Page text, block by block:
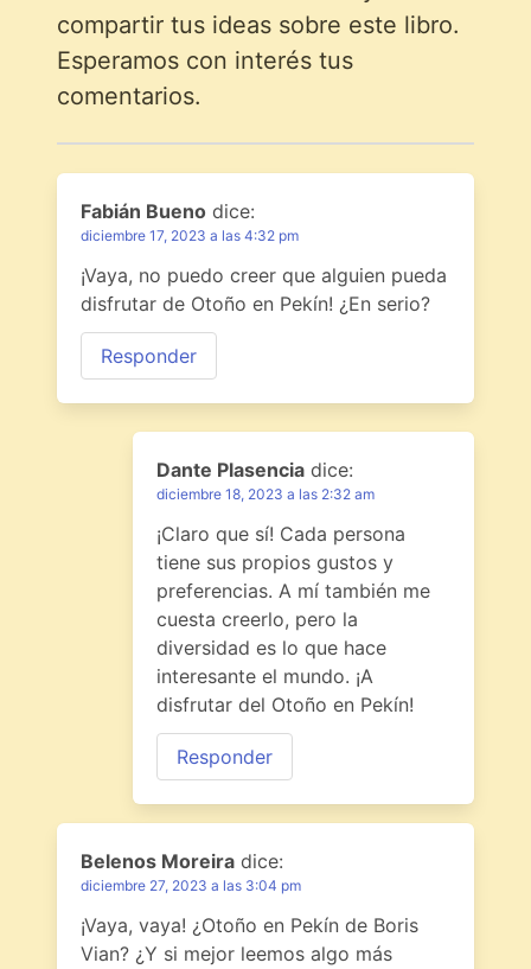
compartir tus ideas sobre este libro.
Esperamos con interés tus
comentarios.
Fabián Bueno dice:
diciembre 17, 2023 a las 4:32 pm
¡Vaya, no puedo creer que alguien pueda
disfrutar de Otoño en Pekín! ¿En serio?
Responder
Dante Plasencia dice:
diciembre 18, 2023 a las 2:32 am
¡Claro que sí! Cada persona
tiene sus propios gustos y
preferencias. A mí también me
cuesta creerlo, pero la
diversidad es lo que hace
interesante el mundo. ¡A
disfrutar del Otoño en Pekín!
Responder
Belenos Moreira dice:
diciembre 27, 2023 a las 3:04 pm
¡Vaya, vaya! ¿Otoño en Pekín de Boris
Vian? ¿Y si mejor leemos algo más